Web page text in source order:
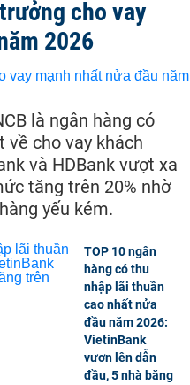
cho vay
2026
là ngân hàng có
cho vay khách
và HDBank vượt xa
tăng trên 20% nhờ
yếu kém.
TOP 10 ngân
hàng có thu
nhập lãi thuần
cao nhất nửa
đầu năm 2026:
VietinBank
vươn lên dẫn
đầu, 5 nhà băng